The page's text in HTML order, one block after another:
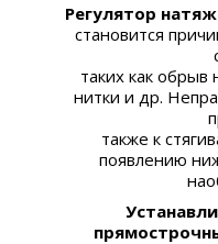
Регулятор
становится
таких как обрыв
нитки и др.
также к
появлению